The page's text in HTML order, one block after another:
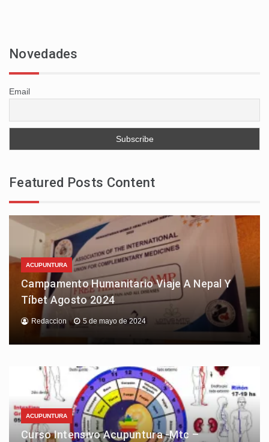
Novedades
Email
Featured Posts Content
ACUPUNTURA
Campamento Humanitario Viaje A Nepal Y
Tíbet Agosto 2024
Redaccion 5 de mayo de 2024
ACUPUNTURA
Curso Intensivo Acupuntura -Mtc –